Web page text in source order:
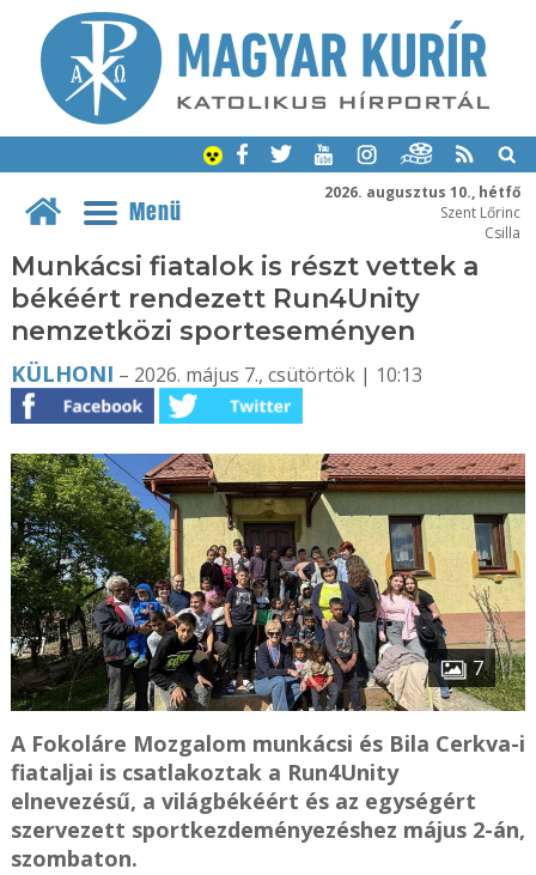
2026. augusztus 10., hétfő
Szent Lőrinc
Csilla
Menü
Munkácsi fiatalok is részt vettek a
békéért rendezett Run4Unity
nemzetközi sporteseményen
KÜLHONI – 2026. május 7., csütörtök | 10:13
7
A Fokoláre Mozgalom munkácsi és Bila Cerkva-i
fiataljai is csatlakoztak a Run4Unity
elnevezésű, a világbékéért és az egységért
szervezett sportkezdeményezéshez május 2-án,
szombaton.